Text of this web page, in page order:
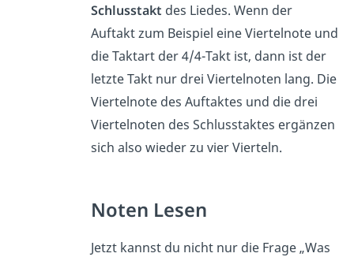
Schlusstakt des Liedes. Wenn der
Auftakt zum Beispiel eine Viertelnote und
die Taktart der 4/4-Takt ist, dann ist der
letzte Takt nur drei Viertelnoten lang. Die
Viertelnote des Auftaktes und die drei
Viertelnoten des Schlusstaktes ergänzen
sich also wieder zu vier Vierteln.
Noten Lesen
Jetzt kannst du nicht nur die Frage „Was